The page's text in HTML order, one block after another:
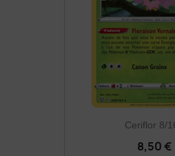
Ceriflor 8/
8,50 €